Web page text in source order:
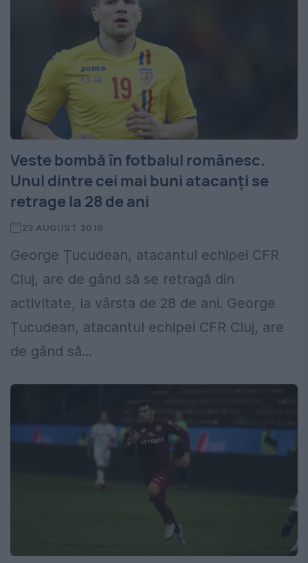
Veste bombă în fotbalul românesc.
Unul dintre cei mai buni atacanți se
retrage la 28 de ani
23 AUGUST 2019
George Țucudean, atacantul echipei CFR
Cluj, are de gând să se retragă din
activitate, la vârsta de 28 de ani. George
Țucudean, atacantul echipei CFR Cluj, are
de gând să...